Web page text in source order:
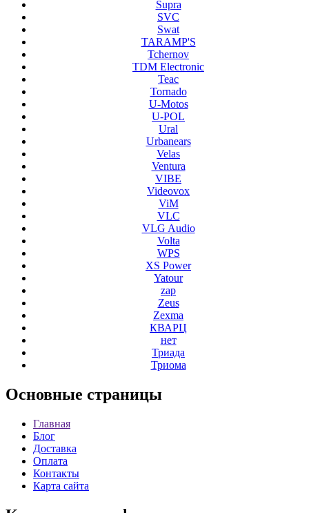
Supra
SVC
Swat
TARAMP'S
Tchernov
TDM Electronic
Teac
Tornado
U-Motos
U-POL
Ural
Urbanears
Velas
Ventura
VIBE
Videovox
ViM
VLC
VLG Audio
Volta
WPS
XS Power
Yatour
zap
Zeus
Zexma
КВАРЦ
нет
Триада
Триома
Основные страницы
Главная
Блог
Доставка
Оплата
Контакты
Карта сайта